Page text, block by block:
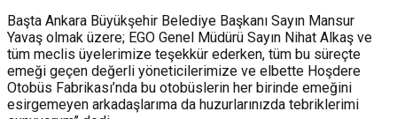
Başta Ankara Büyükşehir Belediye Başkanı Sayın Mansur
Yavaş olmak üzere; EGO Genel Müdürü Sayın Nihat Alkaş ve
tüm meclis üyelerimize teşekkür ederken, tüm bu süreçte
emeği geçen değerli yöneticilerimize ve elbette Hoşdere
Otobüs Fabrikası’nda bu otobüslerin her birinde emeğini
esirgemeyen arkadaşlarıma da huzurlarınızda tebriklerimi